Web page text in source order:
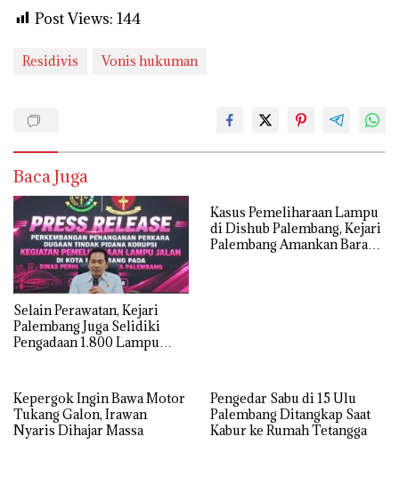
Post Views: 144
Residivis Vonis hukuman
Baca Juga
Selain Perawatan, Kejari
Palembang Juga Selidiki
Pengadaan 1.800 Lampu
Kasus Pemeliharaan Lampu
di Dishub Palembang, Kejari
Palembang Amankan Barang
Kepergok Ingin Bawa Motor
Tukang Galon, Irawan
Nyaris Dihajar Massa
Pengedar Sabu di 15 Ulu
Palembang Ditangkap Saat
Kabur ke Rumah Tetangga